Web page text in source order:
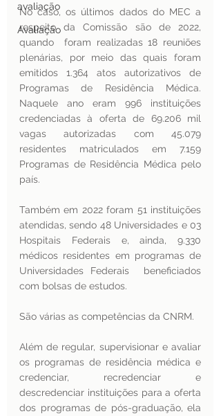
avaliação
Avaliação
No caso, os últimos dados do MEC a
respeito da Comissão são de 2022,
quando  foram realizadas 18 reuniões
plenárias, por meio das quais foram
emitidos 1.364 atos autorizativos de
Programas de Residência Médica.
Naquele ano eram 996 instituições
credenciadas à oferta de 69.206 mil
vagas autorizadas com 45.079
residentes matriculados em 7.159
Programas de Residência Médica pelo
país.
Também em 2022 foram 51 instituições
atendidas, sendo 48 Universidades e 03
Hospitais Federais e, ainda, 9.330
médicos residentes em programas de
Universidades Federais  beneficiados
com bolsas de estudos.
São várias as competências da CNRM.
Além de regular, supervisionar e avaliar
os programas de residência médica e
credenciar, recredenciar e
descredenciar instituições para a oferta
dos programas de pós-graduação, ela